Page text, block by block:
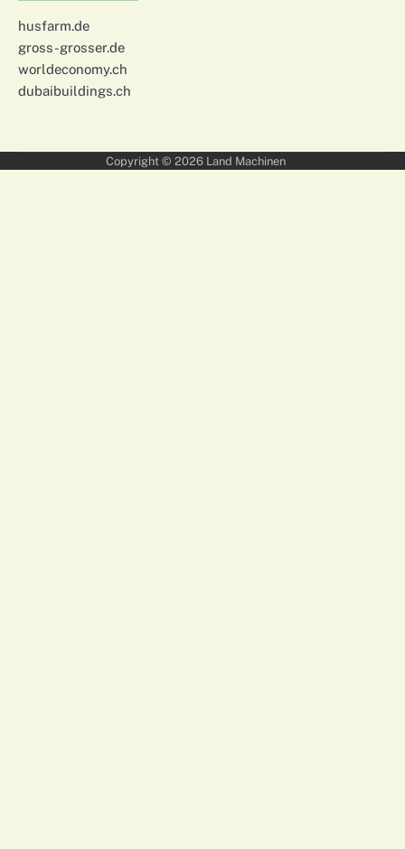
husfarm.de
gross-grosser.de
worldeconomy.ch
dubaibuildings.ch
Copyright © 2026 Land Machinen